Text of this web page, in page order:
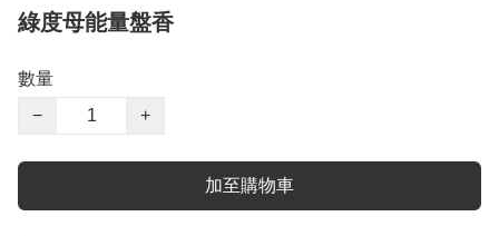
綠度母能量盤香
數量
−
+
加至購物車